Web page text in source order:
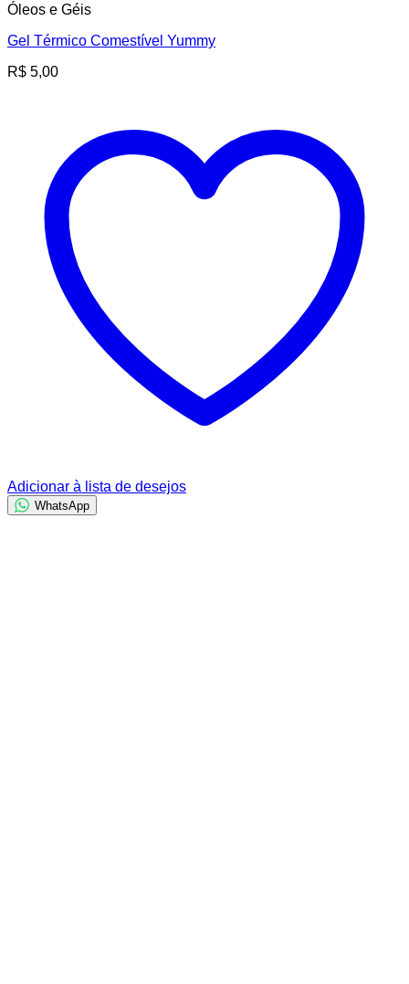
Óleos e Géis
Gel Térmico Comestível Yummy
R$ 5,00
Adicionar à lista de desejos
WhatsApp